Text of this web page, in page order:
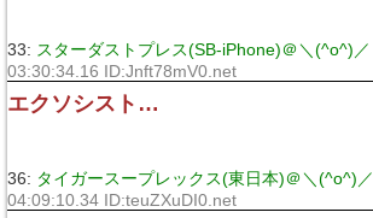
33: スターダストプレス(SB-iPhone)＠＼(^o^)／
03:30:34.16 ID:Jnft78mV0.net
エクソシスト…
36: タイガースープレックス(東日本)＠＼(^o^)／
04:09:10.34 ID:teuZXuDI0.net